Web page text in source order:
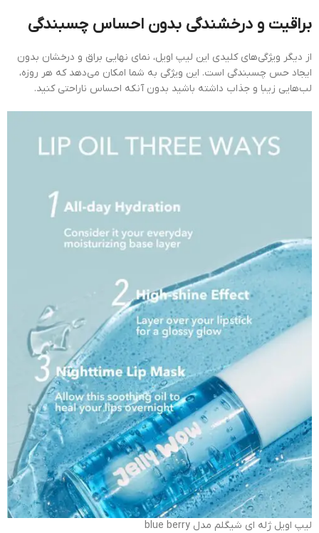
براقیت و درخشندگی بدون احساس چسبندگی
از دیگر ویژگی‌های کلیدی این لیپ اویل، نمای نهایی براق و درخشان بدون
ایجاد حس چسبندگی است. این ویژگی به شما امکان می‌دهد که هر روزه،
لب‌هایی زیبا و جذاب داشته باشید بدون آنکه احساس ناراحتی کنید.
لیپ اویل ژله ای شیگلم مدل blue berry